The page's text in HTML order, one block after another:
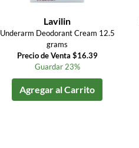
Lavilin
Underarm Deodorant Cream 12.5
grams
Precio de Venta $16.39
Guardar 23%
Agregar al Carrito